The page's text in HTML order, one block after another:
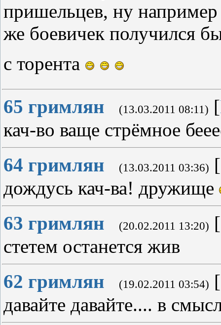
пришельцев, ну
же боевичек получился
с торента
65 гримлян (13.03.2011 08:11) [
кач-во ваще стрёмное
64 гримлян (13.03.2011 03:36) [
дождусь кач-ва! дружище
63 гримлян (20.02.2011 13:20) [
стетем останется жив
62 гримлян (19.02.2011 03:54) [
давайте давайте.... в